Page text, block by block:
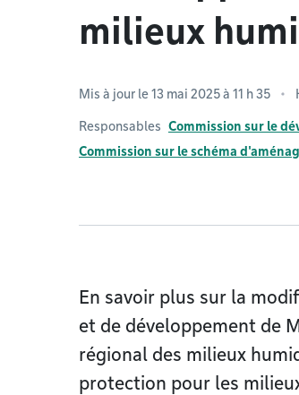
milieux
Mis à jour le 13 mai 2025 à 11 h 35
Responsables Commission sur le
Commission sur le schéma
En savoir plus sur la
et de développement de
régional des milieux
protection pour les